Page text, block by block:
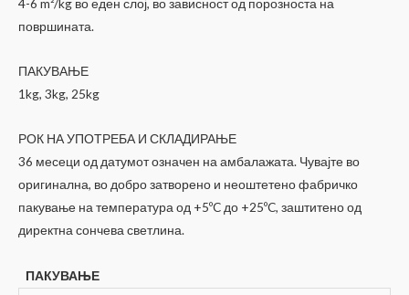
4-6 m²/kg во еден слој, во зависност од порозноста на
површината.
ПАКУВАЊЕ
1kg, 3kg, 25kg
РОК НА УПОТРЕБА И СКЛАДИРАЊЕ
36 месеци од датумот означен на амбалажата. Чувајте во
оригинална, во добро затворено и неоштетено фабричко
пакување на температура од +5ºC до +25ºC, заштитено од
директна сончева светлина.
ПАКУВАЊЕ